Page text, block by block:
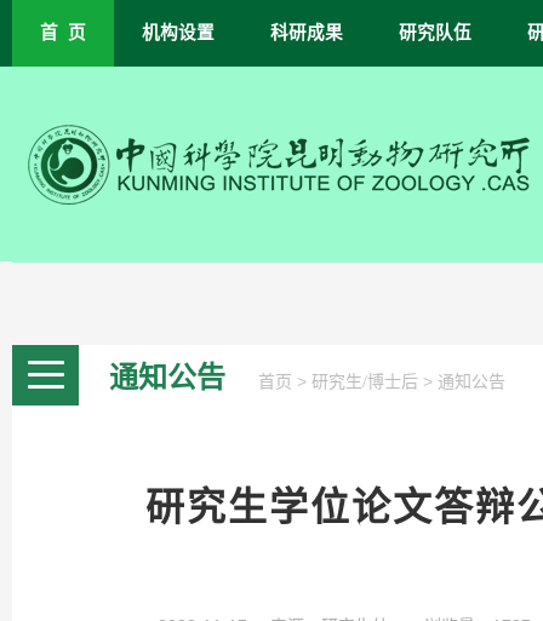
首 页 机构设置 科研成果 研究队伍
通知公告 首页 > 研究生/博士后 > 通知公告
研究生学位论文答辩